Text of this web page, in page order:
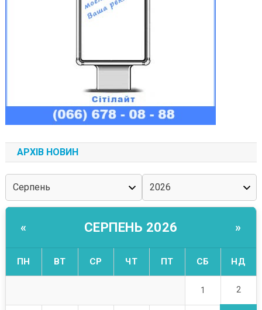
АРХІВ НОВИН
« СЕРПЕНЬ 2026 »
ПН ВТ СР ЧТ ПТ СБ НД
1 2